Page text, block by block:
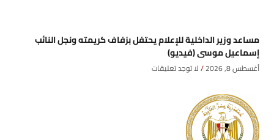
مساعد وزير الداخلية للإعلام يحتفل بزفاف كريمته ونجل النائب
إسماعيل موسى (فيديو)
أغسطس 8, 2026 لا توجد تعليقات